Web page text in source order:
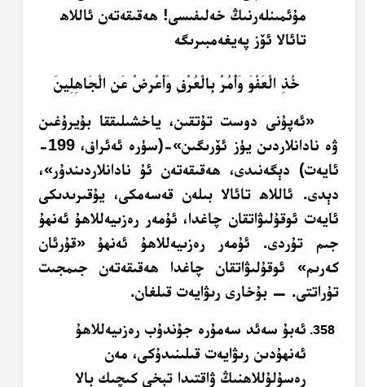
مۇئمىنلەرنىڭ خەلىفىسى! ھەقىقەتەن ئاللاھ
تائالا ئۆز پەيغەمبىرىگە
خُذِ الْعَفْوَ وَأْمُرْ بِالْعُرْفِ وَأَعْرِضْ عَنِ الْجَاهِلِينَ
«ئەپۇنى دوست تۇتقىن، ياخشىلىققا بۇيرۇغىن
ۋە نادانلاردىن يۈز ئۆرىگىن»-(سۈرە ئەئراف، 199-
ئايەت) دېگەنىدى، ھەقىقەتەن ئۇ نادانلاردىندۇر»،
دېدى. ئاللاھ تائالا بىلەن قەسەمكى، يۇقىرىدىكى
ئايەت ئوقۇلىۋاتقان چاغدا، ئۇمەر رەزىيەللاھۇ ئەنھۇ
جىم تۇردى. ئۇمەر رەزىيەللاھۇ ئەنھۇ «قۇرئان
كەرىم» ئوقۇلىۋاتقان چاغدا ھەقىقەتەن جىمجىت
تۇراتتى. — بۇخارى رىۋايەت قىلغان.
ئەبۇ سەئد سەمۇرە جۇندۇب رەزىيەللاھۇ
ئەنھۇدىن رىۋايەت قىلىنىدۇكى، مەن
رەسۇلۇللاھنىڭ ۋاقتىدا تېخى كىچىك بالا